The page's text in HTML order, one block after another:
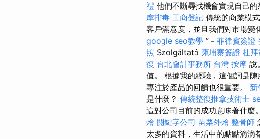
禮 他們不斷尋找機會實現自己
摩排毒 工商登記 傳統的商業模
客戶滿意度，並且我們對市場變
google seo教學 ” - 菲律賓簽證
照 Szolgáltató 柬埔寨簽證 杜拜
復 台北會計事務所 台灣 按摩 說
值。 根據我的經驗，這個詞是
專注於產品的回饋也很重要。 新
是什麼？ 傳統整復推拿技術士
這對公司目前的成功意味著什麼。
燴 關鍵字公司 苗栗外燴 整骨師
太多的資料，生活中的點點滴滴